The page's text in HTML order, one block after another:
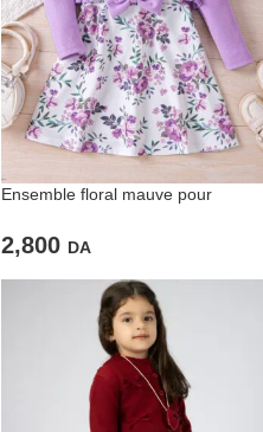
Ensemble floral mauve pour
2,800 DA